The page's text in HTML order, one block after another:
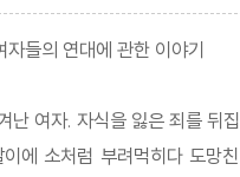
자들의 연대에 관한 이야기
난 여자. 자식을 잃은 죄를 뒤
에 소처럼 부려먹히다 도망